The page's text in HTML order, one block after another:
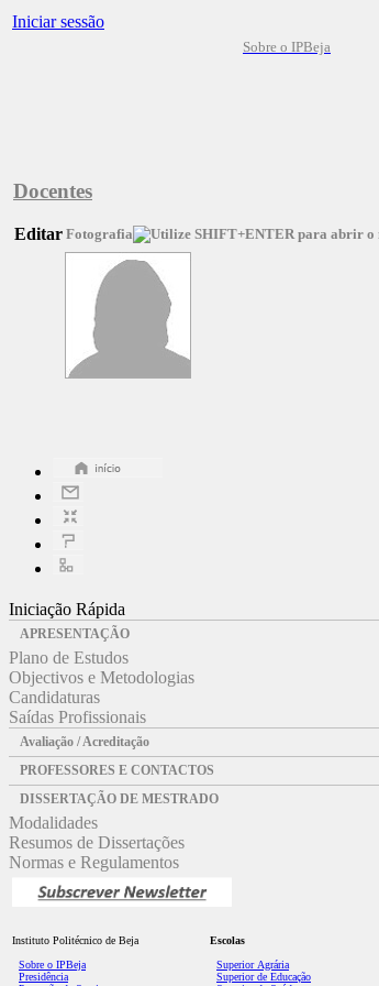
Iniciar sessão
Sobre o IPBeja
Docentes
Editar Fotografia
Iniciação Rápida
APRESENTAÇÃO
Plano de Estudos
Objectivos e Metodologias
Candidaturas
Saídas Profissionais
Avaliação / Acreditação
PROFESSORES E CONTACTOS
DISSERTAÇÃO DE MESTRADO
Modalidades
Resumos de Dissertações
Normas e Regulamentos
Instituto Politécnico de Beja
Sobre o IPBeja
Presidência
Escolas
Superior Agrária
Superior de Educação